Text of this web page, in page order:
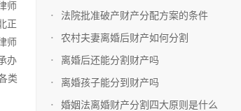
师
正
师
办
类
法院批准破产财产分配方案的条件
农村夫妻离婚后财产如何分割
离婚后还能分割财产吗
离婚孩子能分到财产吗
婚姻法离婚财产分割四大原则是什么